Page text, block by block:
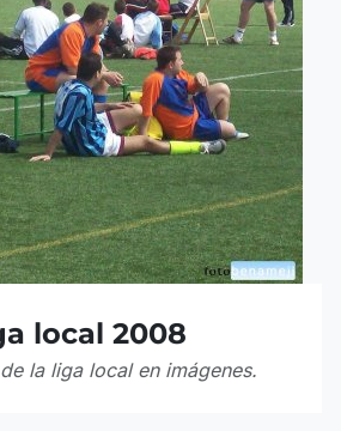
local 2008
la liga local en imágenes.